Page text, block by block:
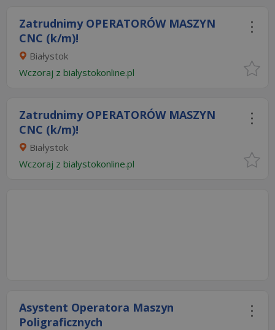
Zatrudnimy OPERATORÓW MASZYN
CNC (k/m)!
Białystok
Wczoraj z bialystokonline.pl
Zatrudnimy OPERATORÓW MASZYN
CNC (k/m)!
Białystok
Wczoraj z bialystokonline.pl
Asystent Operatora Maszyn
Poligraficznych